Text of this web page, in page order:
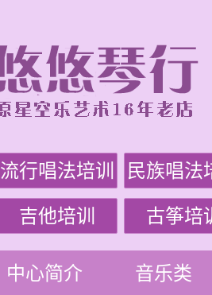
流行唱法培训 民族唱法
吉他培训 古筝培
中心简介 音乐类